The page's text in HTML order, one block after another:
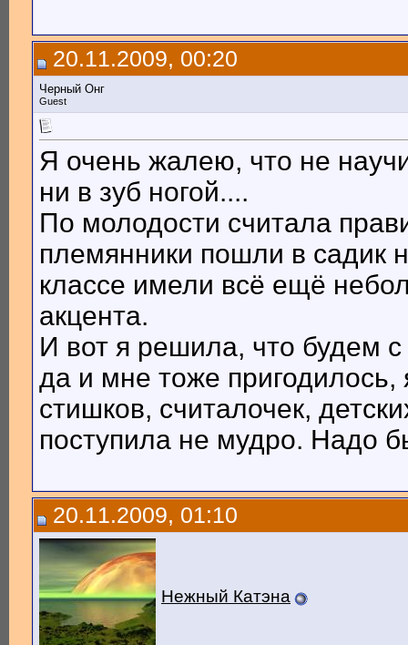
20.11.2009, 00:20
Черный Онг
Guest
Я очень жалею, что не
ни в зуб ногой....
По молодости считала
племянники пошли в садик
классе имели всё ещё
акцента.
И вот я решила, что будем
да и мне тоже
стишков, считалочек,
поступила не мудро. Надо
20.11.2009, 01:10
Нежный Катэна